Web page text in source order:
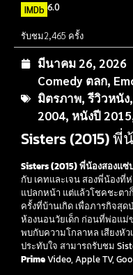
IMDb 6.0
รับชม2,465 ครั้ง
มีนาคม 26, 2026
Comedy ตลก,
มิตรภาพ,รีวิวหนัง,
2004, หนังปี 2015
Sisters (2015)
Sisters (2015) พี่น้องสองแซ่
กับ เคทและเจน สองพี่น้อง
แปลกหน้า แต่แล้วโชคชะตา
ครั้งที่บ้านเกิด เพื่อภารกิจสุ
ห้องนอนวัยเด็ก ก่อนที่พ่อแม่
พบกับความโกลาหล เสียงหั
ประทับใจ สามารถรับชม
PrimeVideo, Apple TV,